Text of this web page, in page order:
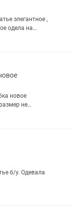
элегантное ,
одела на
на 30 минут,
мне так как
новое
не
б/у. Одевала